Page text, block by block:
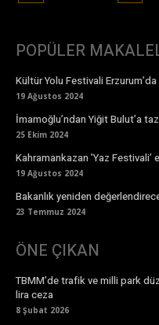
POPÜLER
Kültür Yolu Festivali Erzurum’da
19 Ağustos 2024
İmamoğlu’ndan Yiğit Bulut’a
25 Ekim 2024
Kahramankazan ’Yaz Festivali’
19 Ağustos 2024
Bakanlık yeniden
23 Temmuz 2024
ÖNE ÇIKAN
TBMM’de trafik ve milli park
lira ceza
8 Şubat 2026